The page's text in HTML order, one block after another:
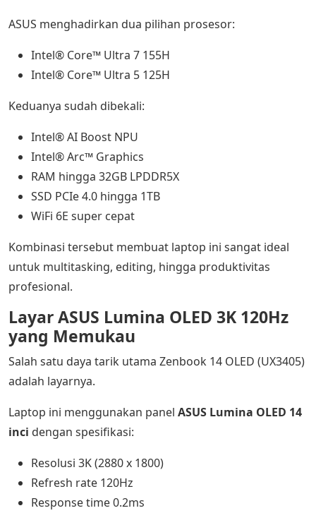
ASUS menghadirkan dua pilihan prosesor:
Intel® Core™ Ultra 7 155H
Intel® Core™ Ultra 5 125H
Keduanya sudah dibekali:
Intel® AI Boost NPU
Intel® Arc™ Graphics
RAM hingga 32GB LPDDR5X
SSD PCIe 4.0 hingga 1TB
WiFi 6E super cepat
Kombinasi tersebut membuat laptop ini sangat ideal
untuk multitasking, editing, hingga produktivitas
profesional.
Layar ASUS Lumina OLED 3K 120Hz
yang Memukau
Salah satu daya tarik utama Zenbook 14 OLED (UX3405)
adalah layarnya.
Laptop ini menggunakan panel ASUS Lumina OLED 14
inci dengan spesifikasi:
Resolusi 3K (2880 x 1800)
Refresh rate 120Hz
Response time 0.2ms